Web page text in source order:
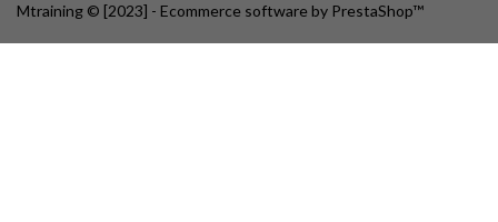
Mtraining © [2023] - Ecommerce software by PrestaShop™